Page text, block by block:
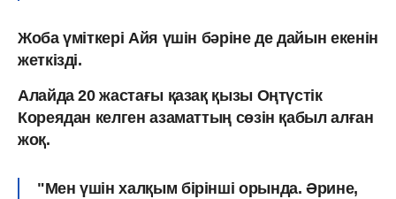
Жоба үміткері Айя үшін бәріне де дайын екенін
жеткізді.
Алайда 20 жастағы қазақ қызы Оңтүстік
Кореядан келген азаматтың сөзін қабыл алған
жоқ.
"Мен үшін халқым бірінші орында. Әрине,